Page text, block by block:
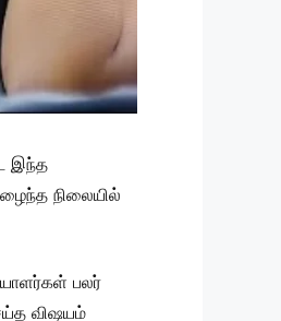
இந்த
நிலையில்
பலர்
விஷயம்